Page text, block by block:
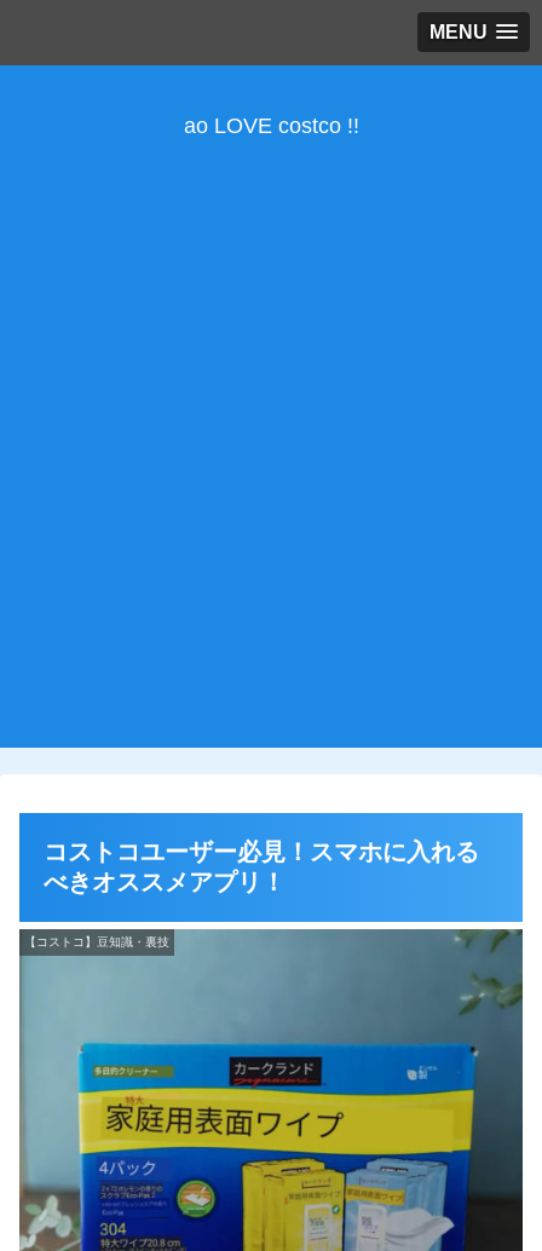
MENU
ao LOVE costco !!
コストコユーザー必見！スマホに入れる
べきオススメアプリ！
【コストコ】豆知識・裏技